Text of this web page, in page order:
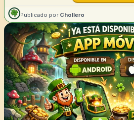
Publicado por Chollero